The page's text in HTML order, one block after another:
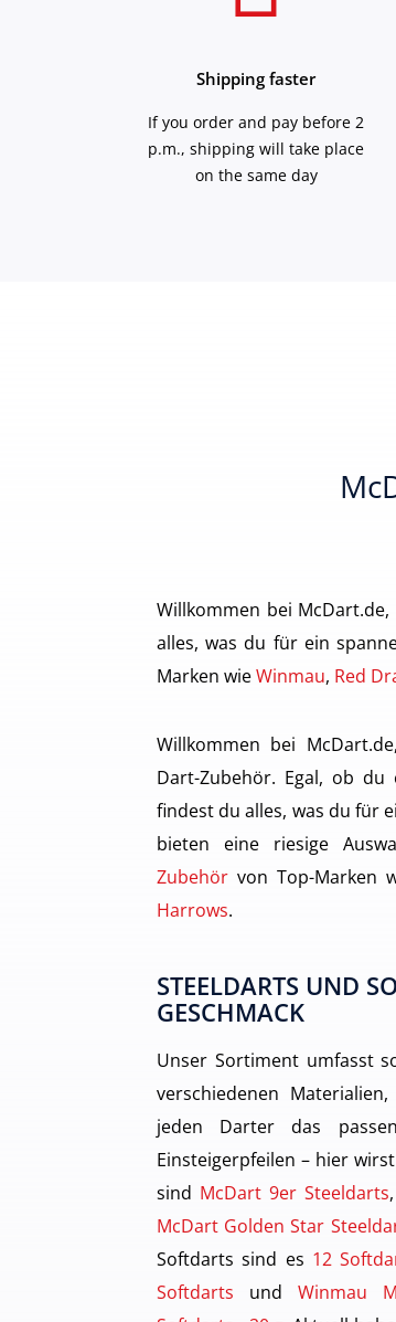
Shipping faster
If you order and pay before 2
p.m., shipping will take place
on the same day
Willkommen bei
alles, was du für ein
Marken wieWinmau, Red
Willkommen bei
Dart-Zubehör. Egal, ob
findest du alles, was du für
bieten eine riesige
Zubehör von Top-Marken
Harrows.
STEELDARTS UND
GESCHMACK
Unser Sortiment umfasst
verschiedenen
jeden Darter das
Einsteigerpfeilen – hier
sind McDart 9er Steeldarts,
McDart Golden Star
Softdarts sind es 12
Softdarts und Winmau